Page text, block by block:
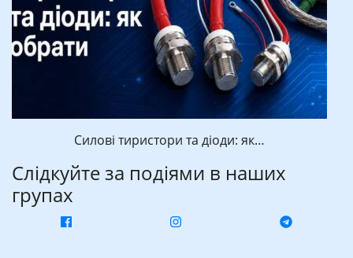
Силові тиристори та діоди: як…
Слідкуйте за подіями в наших
групах